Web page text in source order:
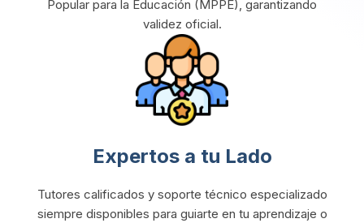
Popular para la Educación (MPPE), garantizando
validez oficial.
Expertos a tu Lado
Tutores calificados y soporte técnico especializado
siempre disponibles para guiarte en tu aprendizaje o